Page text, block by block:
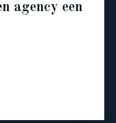
agency een